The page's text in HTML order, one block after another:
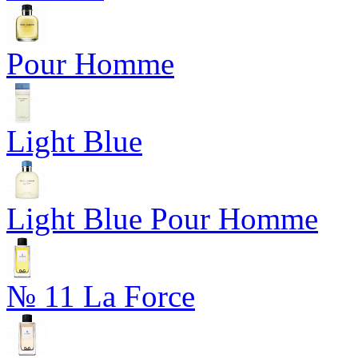
Pour Homme
Light Blue
Light Blue Pour Homme
№ 11 La Force